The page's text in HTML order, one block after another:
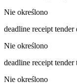
Nie określono
deadline receipt tender
Nie określono
deadline receipt tender
Nie określono